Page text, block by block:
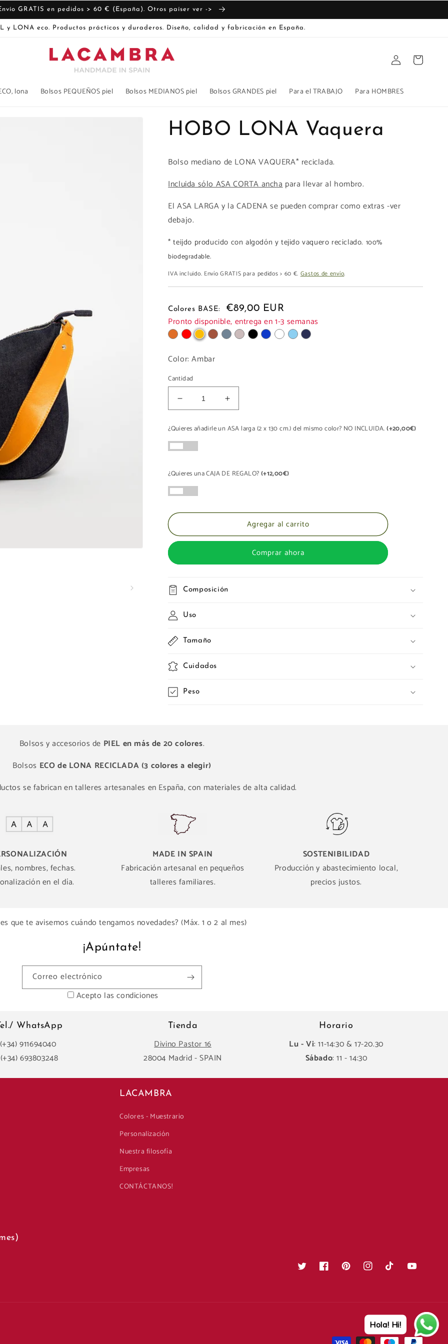
GRATIS en pedidos > 60 € (España). Otros paíser ver ->
y LONA eco. Productos prácticos y duraderos. Diseño, calidad y fabricación en España.
lona Bolsos PEQUEÑOS piel Bolsos MEDIANOS piel Bolsos GRANDES piel Para el TRABAJO Para HOMBRES
Iniciar
sesión
Carrito
HOBO LONA Vaquera
Bolso mediano de LONA VAQUERA* reciclada.
Incluida sólo ASA CORTA anchapara llevar al hombro.
El ASA LARGA y la CADENA se pueden comprar como extras -ver
debajo.
* teijdo producido con algodón y tejido vaquero reciclado. 100%
biodegradable.
IVA incluido. Envío GRATIS para pedidos > 60 €.Gastos de envío.
Colores BASE: €89,00 EUR
Pronto disponible, entrega en 1-3 semanas
Color:Ambar
Cantidad
Reducir
cantidad
para
HOBO
LONA
Aumentar
cantidad
para
HOBO
¿Quieres añadirle un ASA larga (2 x 130 cm.) del mismo color? NO INCLUIDA.(+20,00€)
¿Quieres una CAJA DE REGALO?(+12,00€)
Agregar al carrito
Comprar ahora
Composición
Uso
Tamaño
Cuidados
Peso
Bolsos y accesorios de PIEL en más de 20 colores.
Bolsos ECO de LONA RECICLADA (3 colores a elegir)
se fabrican en talleres artesanales en España, con materiales de alta calidad.
nombres, fechas.
en el día.
MADE IN SPAIN
Fabricación artesanal en pequeños
talleres familiares.
SOSTENIBILIDAD
Producción y abastecimiento local,
precios justos.
que te avisemos cuándo tengamos novedades? (Máx. 1 o 2 al mes)
¡Apúntate!
Correo electrónico
Acepto las condiciones
WhatsApp
(+34) 911694040
(+34) 693803248
Tienda
Divino Pastor 16
28004 Madrid - SPAIN
Horario
Lu - Vi: 11-14:30 & 17-20.30
Sábado: 11 - 14:30
LACAMBRA
Colores - Muestrario
Personalización
Nuestra filosofía
Empresas
CONTÁCTANOS!
Twitter FacebookPinterestInstagramTikTok YouTube
Hola! Hi!